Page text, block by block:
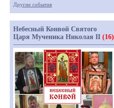
Другие события
Небесный Конвой Святого
Царя Мученика Николая II (16)